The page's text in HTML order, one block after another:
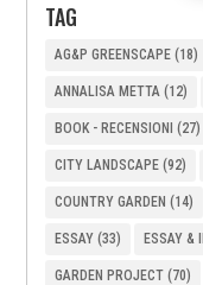
TAG
AG&P GREENSCAPE (18)
ANNALISA METTA (12)
BOOK - RECENSIONI (27)
CITY LANDSCAPE (92)
COUNTRY GARDEN (14)
ESSAY (33) ESSAY &
GARDEN PROJECT (70)